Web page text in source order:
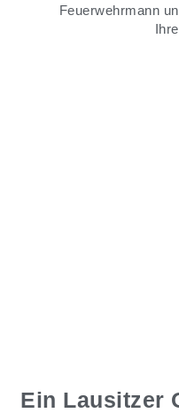
Feuerwehrmann
Ein Lausitzer